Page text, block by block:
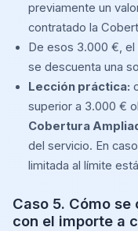
previamente un
contratado la
De esos 3.000 €,
se descuenta una
Lección práctica:
superior a 3.000 €
Cobertura
del servicio. En
limitada al límite
Caso 5. Cómo
con el importe a